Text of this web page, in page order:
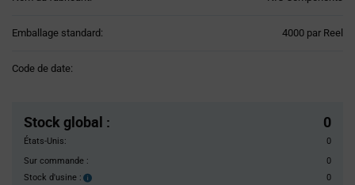
Emballage standard: 4000 par Reel
Code de date:
Stock global : 0
États-Unis:
0
Sur commande :
0
Stock d'usine :
Stock
0